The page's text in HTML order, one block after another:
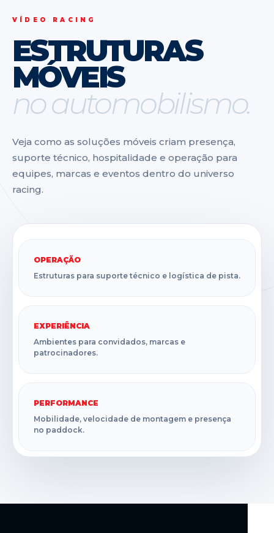
VÍDEO RACING
ESTRUTURAS
MÓVEIS
no automobilismo.
Veja como as soluções móveis criam presença,
suporte técnico, hospitalidade e operação para
equipes, marcas e eventos dentro do universo
racing.
OPERAÇÃO
Estruturas para suporte técnico e logística de pista.
EXPERIÊNCIA
Ambientes para convidados, marcas e
patrocinadores.
PERFORMANCE
Mobilidade, velocidade de montagem e presença
no paddock.